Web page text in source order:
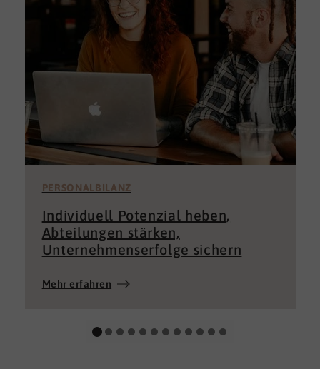
PERSONALBILANZ
Individuell Potenzial heben,
Abteilungen stärken,
Unternehmenserfolge sichern
Mehr erfahren